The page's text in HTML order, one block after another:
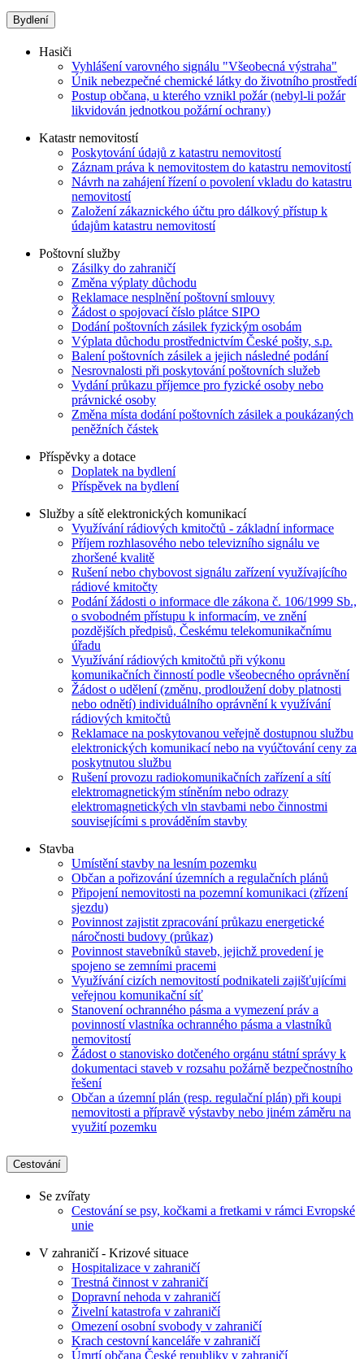
Bydlení
Hasiči
Vyhlášení varovného signálu "Všeobecná výstraha"
Únik nebezpečné chemické látky do životního prostředí
Postup občana, u kterého vznikl požár (nebyl-li požár
likvidován jednotkou požární ochrany)
Katastr nemovitostí
Poskytování údajů z katastru nemovitostí
Záznam práva k nemovitostem do katastru nemovitostí
Návrh na zahájení řízení o povolení vkladu do katastru
nemovitostí
Založení zákaznického účtu pro dálkový přístup k
údajům katastru nemovitostí
Poštovní služby
Zásilky do zahraničí
Změna výplaty důchodu
Reklamace nesplnění poštovní smlouvy
Žádost o spojovací číslo plátce SIPO
Dodání poštovních zásilek fyzickým osobám
Výplata důchodu prostřednictvím České pošty, s.p.
Balení poštovních zásilek a jejich následné podání
Nesrovnalosti při poskytování poštovních služeb
Vydání průkazu příjemce pro fyzické osoby nebo
právnické osoby
Změna místa dodání poštovních zásilek a poukázaných
peněžních částek
Příspěvky a dotace
Doplatek na bydlení
Příspěvek na bydlení
Služby a sítě elektronických komunikací
Využívání rádiových kmitočtů - základní informace
Příjem rozhlasového nebo televizního signálu ve
zhoršené kvalitě
Rušení nebo chybovost signálu zařízení využívajícího
rádiové kmitočty
Podání žádosti o informace dle zákona č. 106/1999 Sb.,
o svobodném přístupu k informacím, ve znění
pozdějších předpisů, Českému telekomunikačnímu
úřadu
Využívání rádiových kmitočtů při výkonu
komunikačních činností podle všeobecného oprávnění
Žádost o udělení (změnu, prodloužení doby platnosti
nebo odnětí) individuálního oprávnění k využívání
rádiových kmitočtů
Reklamace na poskytovanou veřejně dostupnou službu
elektronických komunikací nebo na vyúčtování ceny za
poskytnutou službu
Rušení provozu radiokomunikačních zařízení a sítí
elektromagnetickým stíněním nebo odrazy
elektromagnetických vln stavbami nebo činnostmi
souvisejícími s prováděním stavby
Stavba
Umístění stavby na lesním pozemku
Občan a pořizování územních a regulačních plánů
Připojení nemovitosti na pozemní komunikaci (zřízení
sjezdu)
Povinnost zajistit zpracování průkazu energetické
náročnosti budovy (průkaz)
Povinnost stavebníků staveb, jejichž provedení je
spojeno se zemními pracemi
Využívání cizích nemovitostí podnikateli zajišťujícími
veřejnou komunikační síť
Stanovení ochranného pásma a vymezení práv a
povinností vlastníka ochranného pásma a vlastníků
nemovitostí
Žádost o stanovisko dotčeného orgánu státní správy k
dokumentaci staveb v rozsahu požárně bezpečnostního
řešení
Občan a územní plán (resp. regulační plán) při koupi
nemovitosti a přípravě výstavby nebo jiném záměru na
využití pozemku
Cestování
Se zvířaty
Cestování se psy, kočkami a fretkami v rámci Evropské
unie
V zahraničí - Krizové situace
Hospitalizace v zahraničí
Trestná činnost v zahraničí
Dopravní nehoda v zahraničí
Živelní katastrofa v zahraničí
Omezení osobní svobody v zahraničí
Krach cestovní kanceláře v zahraničí
Úmrtí občana České republiky v zahraničí